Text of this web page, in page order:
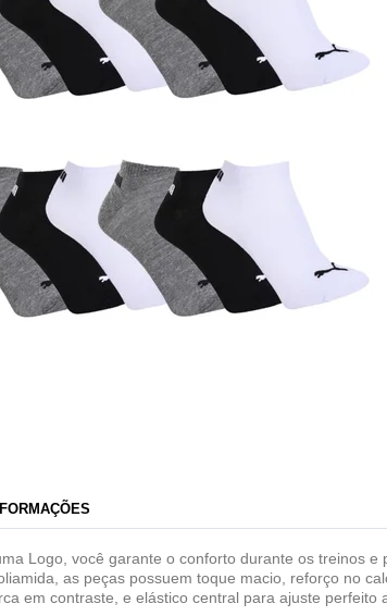
Esporte Legal
ESPORTE LEGAL LTDA
CNPJ
Logo, você garante o conforto durante os treinos
as peças possuem toque macio, reforço no
em contraste, e elástico central para ajuste